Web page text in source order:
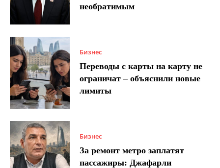
необратимым
Бизнес
Переводы с карты на карту не
ограничат – объяснили новые
лимиты
Бизнес
За ремонт метро заплатят
пассажиры: Джафарли